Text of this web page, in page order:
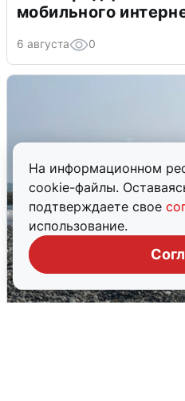
На информационном
cookie-файлы.
подтверждаете свое
использование.
мобильного
6 августа 0